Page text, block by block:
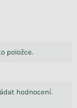
položce.
hodnocení.